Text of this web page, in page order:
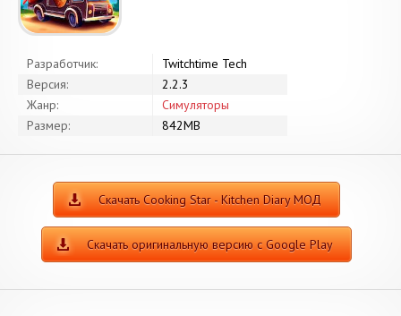
Разработчик:
Twitchtime Tech
Версия:
2.2.3
Жанр:
Симуляторы
Размер:
842MB
Скачать Cooking Star - Kitchen Diary МОД
Скачать оригинальную версию с Google Play